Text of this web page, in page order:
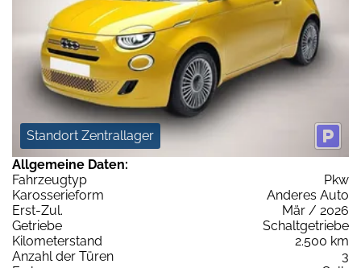
Standort Zentrallager
Allgemeine Daten:
Fahrzeugtyp
Pkw
Karosserieform
Anderes Auto
Erst-Zul.
Mär / 2026
Getriebe
Schaltgetriebe
Kilometerstand
2.500 km
Anzahl der Türen
3